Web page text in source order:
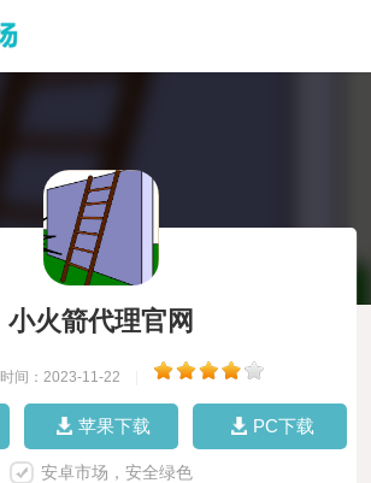
小火箭代理官网
时间：2023-11-22
苹果下载 PC下载
安卓市场，安全绿色